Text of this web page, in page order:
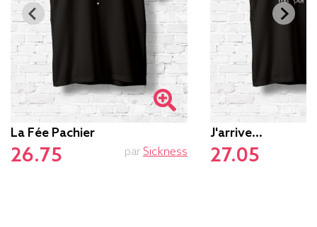
La Fée Pachier
26.75 par Sickness
J'arrive...
27.05